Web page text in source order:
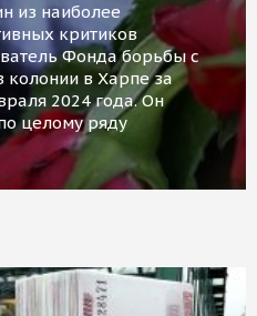
из наиболее
критиков
Фонда борьбы с
колонии в Харпе за
2024 года. Он
целому ряду